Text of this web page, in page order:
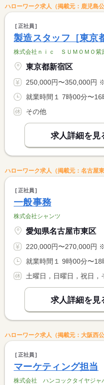
ハローワーク求人（掲載元：鹿児島公
正社員
製造スタッフ［東京
株式会社ｎｉｃ ＳＵＭＯＭＯ紫
東京都新宿区
250,000円〜350,000円 ※フルタイム求人の場合は月
その他
求人詳細を見
ハローワーク求人（掲載元：名古屋
正社員
一般事務
株式会社シャンツ
愛知県名古屋市東区
220,000円〜270,000円 ※フルタイム求人の場合は月
就業時間１ 9時00分〜18
土曜日，日曜日，祝日，
求人詳細を見
ハローワーク求人（掲載元：大阪西公
正社員
マーケティング担当
株式会社 ハンコックタイヤジャ